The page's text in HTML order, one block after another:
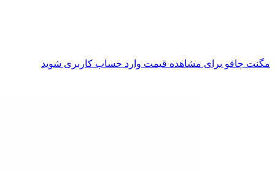
مگنت چاقو برای مشاهده قیمت وارد حساب کاربری شوید